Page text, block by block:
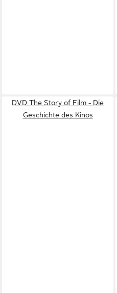
DVD The Story of Film - Die
Geschichte des Kinos